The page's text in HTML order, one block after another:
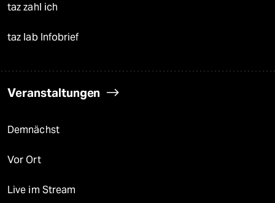
taz zahl ich
taz lab Infobrief
Veranstaltungen
Demnächst
Vor Ort
Live im Stream